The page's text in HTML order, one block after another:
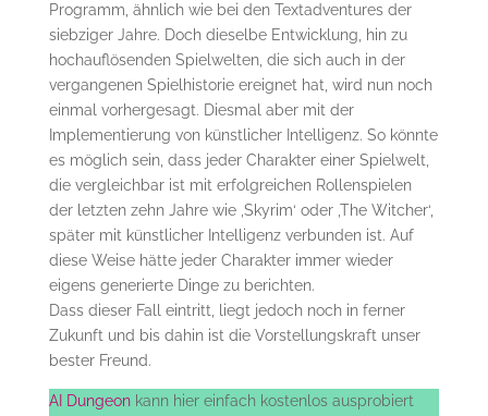
Programm, ähnlich wie bei den Textadventures der
siebziger Jahre. Doch dieselbe Entwicklung, hin zu
hochauflösenden Spielwelten, die sich auch in der
vergangenen Spielhistorie ereignet hat, wird nun noch
einmal vorhergesagt. Diesmal aber mit der
Implementierung von künstlicher Intelligenz. So könnte
es möglich sein, dass jeder Charakter einer Spielwelt,
die vergleichbar ist mit erfolgreichen Rollenspielen
der letzten zehn Jahre wie ‚Skyrim‘ oder ‚The Witcher‘,
später mit künstlicher Intelligenz verbunden ist. Auf
diese Weise hätte jeder Charakter immer wieder
eigens generierte Dinge zu berichten.
Dass dieser Fall eintritt, liegt jedoch noch in ferner
Zukunft und bis dahin ist die Vorstellungskraft unser
bester Freund.
AI Dungeonkann hier einfach kostenlos ausprobiert